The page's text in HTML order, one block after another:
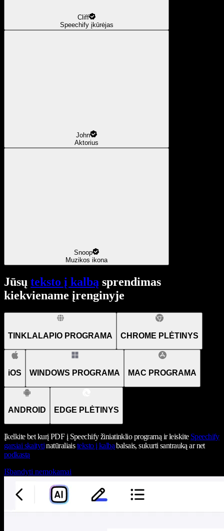
Cliff
Speechify įkūrėjas
John
Aktorius
Snoop
Muzikos ikona
Jūsų teksto į kalbą sprendimas
kiekviename įrenginyje
TINKLALAPIO PROGRAMA CHROME PLĖTINYS
iOS WINDOWS PROGRAMA MAC PROGRAMA
ANDROID EDGE PLĖTINYS
Įkelkite bet kurį PDF į Speechify žiniatinklio programą ir leiskite Speechify
garsiai skaitytinatūraliaisteksto į kalbąbalsais, sukurti santrauką ar net
podkastą
Išbandyti nemokamai